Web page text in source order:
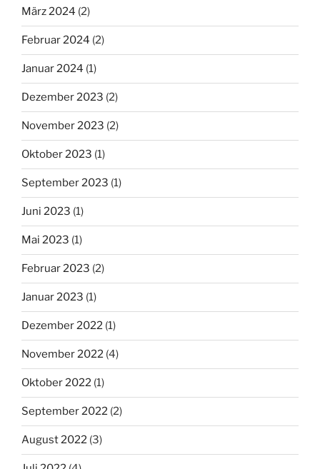
März 2024 (2)
Februar 2024 (2)
Januar 2024 (1)
Dezember 2023 (2)
November 2023 (2)
Oktober 2023 (1)
September 2023 (1)
Juni 2023 (1)
Mai 2023 (1)
Februar 2023 (2)
Januar 2023 (1)
Dezember 2022 (1)
November 2022 (4)
Oktober 2022 (1)
September 2022 (2)
August 2022 (3)